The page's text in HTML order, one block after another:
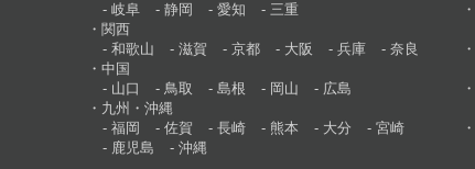
岐阜
静岡 愛知
三重
関西
和歌山
滋賀 京都 大阪 兵庫
奈良
中国
山口
鳥取 島根 岡山
広島
九州・沖縄
福岡
佐賀 長崎 熊本 大分
宮崎
鹿児島
沖縄